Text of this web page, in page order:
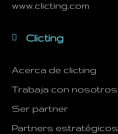
www.clicting.com
Clicting
Acerca de clicting
Trabaja con nosotros
Ser partner
Partners estratégicos